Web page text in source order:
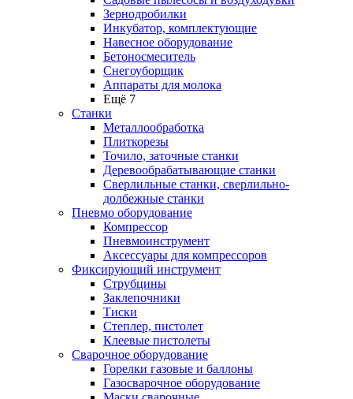
Зернодробилки
Инкубатор, комплектующие
Навесное оборудование
Бетоносмеситель
Снегоуборщик
Аппараты для молока
Ещё 7
Станки
Металлообработка
Плиткорезы
Точило, заточные станки
Деревообрабатывающие станки
Сверлильные станки, сверлильно-
долбежные станки
Пневмо оборудование
Компрессор
Пневмоинструмент
Аксессуары для компрессоров
Фиксирующий инструмент
Струбцины
Заклепочники
Тиски
Степлер, пистолет
Клеевые пистолеты
Сварочное оборудование
Горелки газовые и баллоны
Газосварочное оборудование